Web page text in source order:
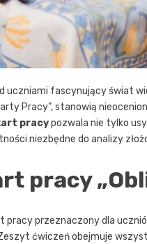
uczniami fascynujący świat
Pracy”, stanowią
pracypozwala nie tylko
niezbędne do analizy
pracy
pracy przeznaczony dla
ćwiczeń obejmuje